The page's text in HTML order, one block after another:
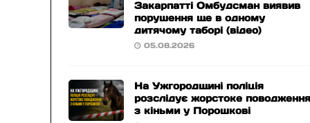
Закарпатті Омбудсман виявив
порушення ще в одному
дитячому таборі (відео)
05.08.2026
На Ужгородщині поліція
розслідує жорстоке
з кіньми у Порошкові